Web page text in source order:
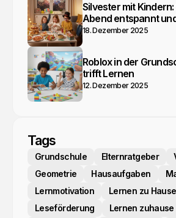
Silvester mit
Abend entspannt
18. Dezember 2025
Roblox in der
trifft Lernen
12. Dezember 2025
Tags
Grundschule Elternratgeber
Geometrie
Hausaufgaben
Lernmotivation
Lernen zu Hause
Leseförderung
Lernen zuhause